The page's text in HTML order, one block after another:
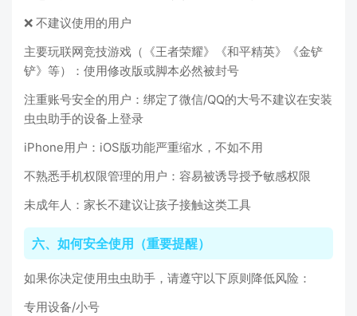
❌ 不建议使用的用户
主要玩联网竞技游戏（《王者荣耀》《和平精英》《金铲
铲》等）：使用修改版或脚本必然被封号
注重账号安全的用户：绑定了微信/QQ的大号不建议在安装
虫虫助手的设备上登录
iPhone用户：iOS版功能严重缩水，不如不用
不熟悉手机权限管理的用户：容易被诱导授予敏感权限
未成年人：家长不建议让孩子接触这类工具
六、如何安全使用（重要提醒）
如果你决定使用虫虫助手，请遵守以下原则降低风险：
专用设备/小号